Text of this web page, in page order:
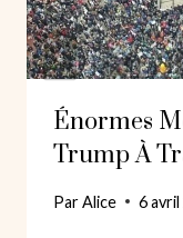
Énormes
Trump À
ParAlice 6 avril